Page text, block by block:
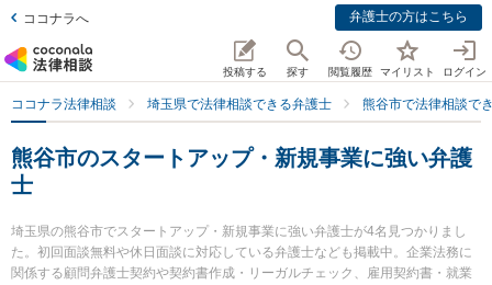
ココナラへ 弁護士の方はこちら
投稿する 探す 閲覧履歴 マイリスト ログイン
ココナラ法律相談 埼玉県で法律相談できる弁護士 熊谷市で法律相談で
熊谷市のスタートアップ・新規事業に強い弁護
士
埼玉県の熊谷市でスタートアップ・新規事業に強い弁護士が4名見つかりまし
た。初回面談無料や休日面談に対応している弁護士なども掲載中。企業法務に
関係する顧問弁護士契約や契約書作成・リーガルチェック、雇用契約書・就業